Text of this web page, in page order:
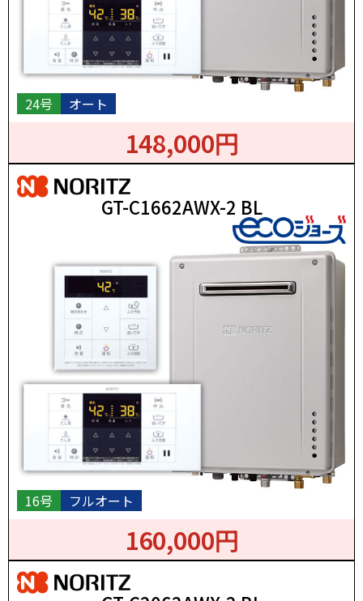
24号 オート
148,000円
GT-C1662AWX-2 BL
16号 フルオート
160,000円